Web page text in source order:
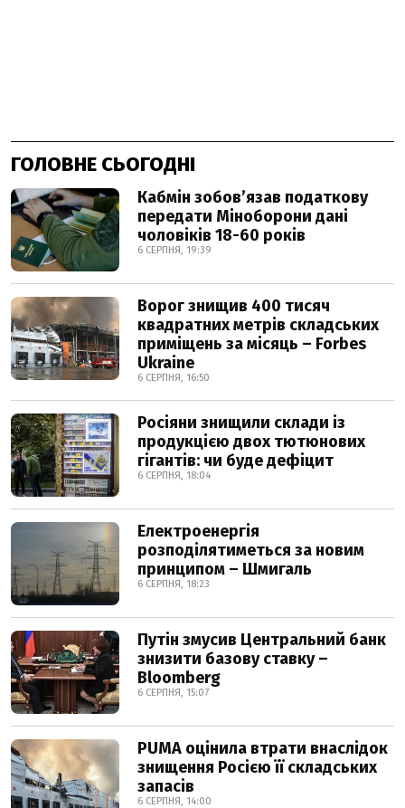
ГОЛОВНЕ СЬОГОДНІ
Кабмін зобовʼязав податкову
передати Міноборони дані
чоловіків 18-60 років
6 СЕРПНЯ, 19:39
Ворог знищив 400 тисяч
квадратних метрів складських
приміщень за місяць – Forbes
Ukraine
6 СЕРПНЯ, 16:50
Росіяни знищили склади із
продукцією двох тютюнових
гігантів: чи буде дефіцит
6 СЕРПНЯ, 18:04
Електроенергія
розподілятиметься за новим
принципом – Шмигаль
6 СЕРПНЯ, 18:23
Путін змусив Центральний банк
знизити базову ставку –
Bloomberg
6 СЕРПНЯ, 15:07
PUMA оцінила втрати внаслідок
знищення Росією її складських
запасів
6 СЕРПНЯ, 14:00